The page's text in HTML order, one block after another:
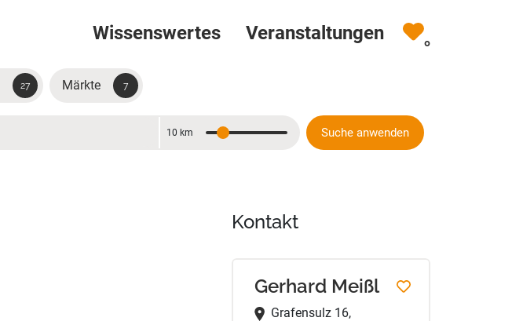
Wissenswertes Veranstaltungen 0
27 Märkte 7
Entfernung
10 km Suche anwenden
Kontakt
Gerhard Meißl
Grafensulz 16,